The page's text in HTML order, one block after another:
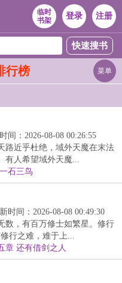
临时
书架
登录 注册
行榜 菜单
间：2026-08-08 00:26:55
路近乎杜绝，域外天魔在末法
有人希望域外天魔...
石三鸟
时间：2026-08-08 00:49:30
数，有百万修士如繁星。修行
行之难，难于上...
章 还有借剑之人